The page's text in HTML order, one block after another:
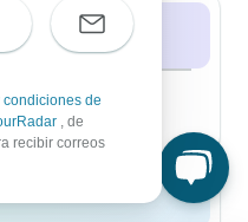
condiciones de
, de
recibir correos